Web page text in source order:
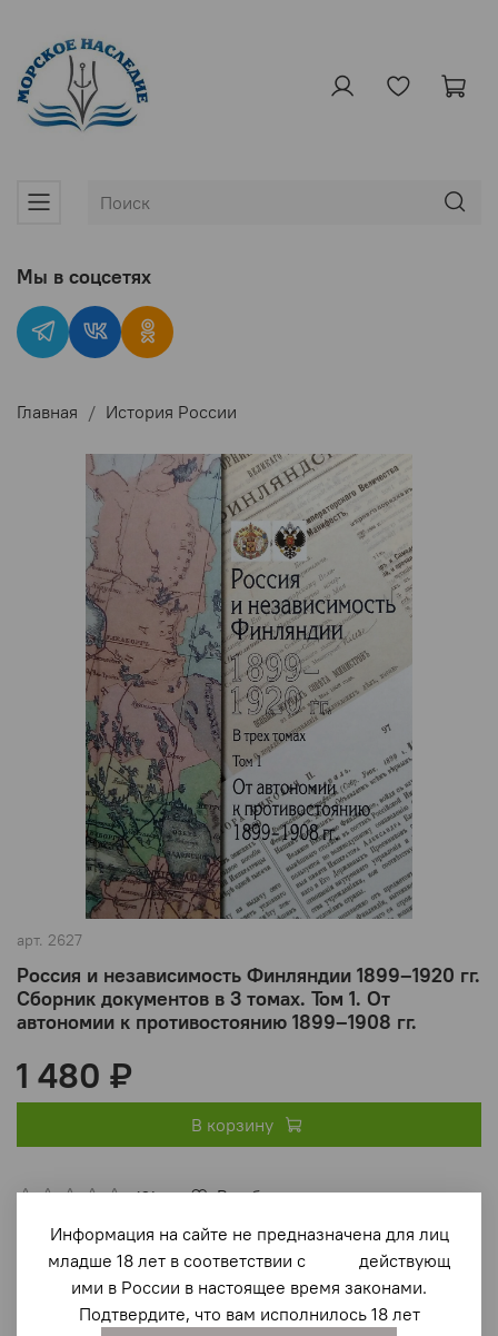
Главная История России
арт. 2627
Россия и независимость Финляндии 1899–1920 гг.
Сборник документов в 3 томах. Том 1. От
автономии к противостоянию 1899–1908 гг.
(0) В избранное
1 480 ₽
В корзину
Мы в соцсетях
Информация на сайте не предназначена для лиц
младше 18 лет в соответствии с действующ
ими в России в настоящее время законами.
Подтвердите, что вам исполнилось 18 лет